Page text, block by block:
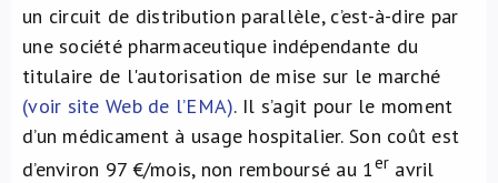
un circuit de distribution parallèle, c’est-à-dire par
une société pharmaceutique indépendante du
titulaire de l'autorisation de mise sur le marché
(voir site Web de l’EMA). Il s’agit pour le moment
d’un médicament à usage hospitalier. Son coût est
d’environ 97 €/mois, non remboursé au 1er avril